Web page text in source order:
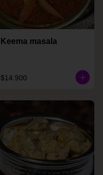
Keema masala
$14.900